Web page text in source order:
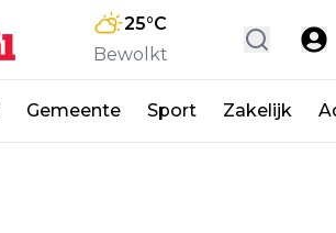
25°C
Bewolkt
Gemeente Sport Zakelijk